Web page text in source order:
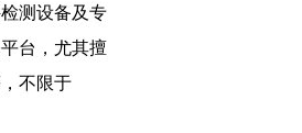
测设备及专
，尤其擅
，不限于